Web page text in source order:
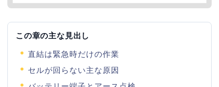
この章の主な見出し
直結は緊急時だけの作業
セルが回らない主な原因